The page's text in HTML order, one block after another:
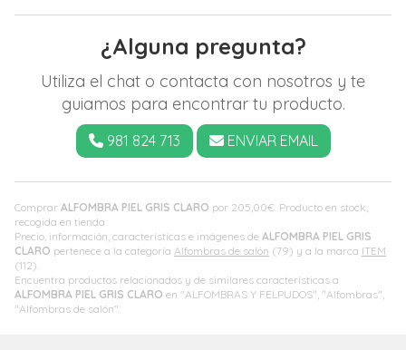
Comprar ALFOMBRA PIEL GRIS CLARO por 205,00€ . Producto en stock,
recogida en tienda.
Precio, información, características e imágenes de ALFOMBRA PIEL GRIS
CLARO pertenece a la categoría Alfombras de salón (79) y a la marca ITEM
(112).
Encuentra productos relacionados y de similares características a
ALFOMBRA PIEL GRIS CLARO en "ALFOMBRAS Y FELPUDOS", "Alfombras",
"Alfombras de salón".
¿Alguna pregunta?
Utiliza el chat o contacta con nosotros y te
guiamos para encontrar tu producto.
981 824 713 ENVIAR EMAIL